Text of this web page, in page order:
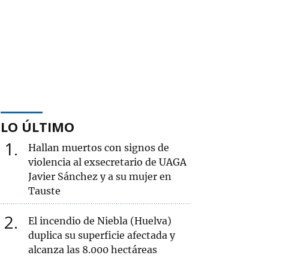
LO ÚLTIMO
1
Hallan muertos con signos de
violencia al exsecretario de UAGA
Javier Sánchez y a su mujer en
Tauste
2
El incendio de Niebla (Huelva)
duplica su superficie afectada y
alcanza las 8.000 hectáreas